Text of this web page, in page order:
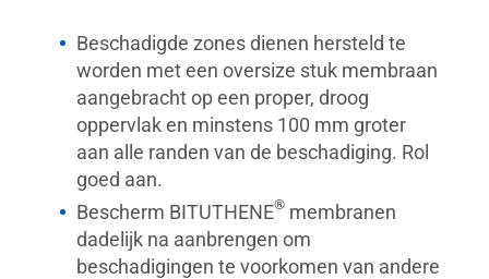
Beschadigde zones dienen hersteld te
worden met een oversize stuk membraan
aangebracht op een proper, droog
oppervlak en minstens 100 mm groter
aan alle randen van de beschadiging. Rol
goed aan.
Bescherm BITUTHENE® membranen
dadelijk na aanbrengen om
beschadigingen te voorkomen van andere